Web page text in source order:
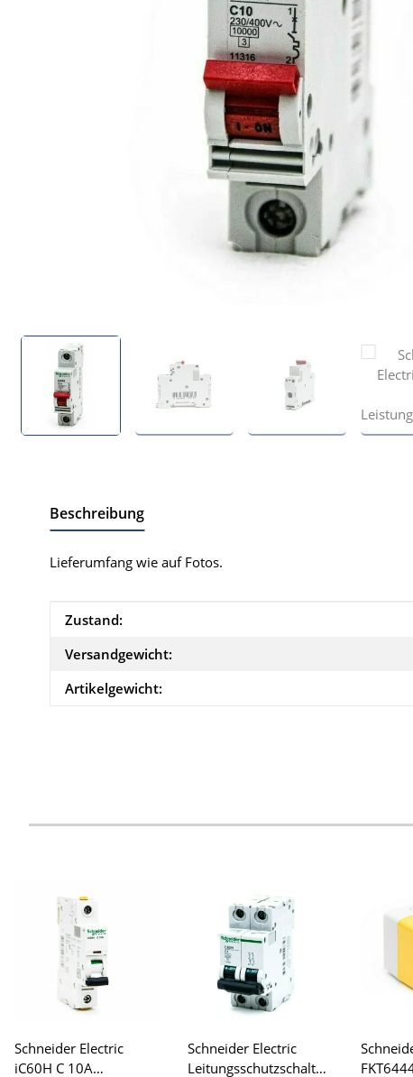
Beschreibung
Lieferumfang wie auf Fotos.
Produkteigenschaft
Wert
Zustand:
Versandgewicht:
Artikelgewicht:
Schneider Electric
iC60H C 10A
Schneider Electric
Leitungsschutzschalter